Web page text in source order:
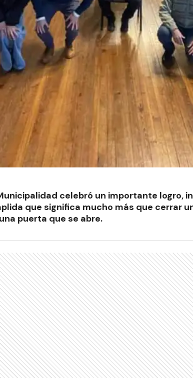
celebró un importante logro,
que significa mucho más que cerrar
puerta que se abre.